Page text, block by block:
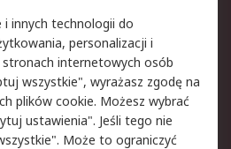
Polityka dotycząca
plików cookie
Użytkowanie witryny
innych technologii do
personalizacji i
internetowych osób
wszystkie", wyrażasz zgodę na
plików cookie. Możesz wybrać
ustawienia". Jeśli tego nie
Może to ograniczyć